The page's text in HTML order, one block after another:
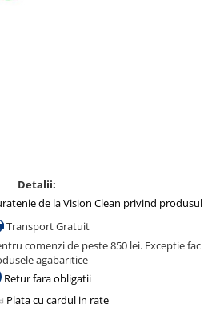
sanitar
Detalii:
de la Vision Clean privind produsul
Transport Gratuit
comenzi de peste 850 lei. Exceptie fac
agabaritice
Retur fara obligatii
Plata cu cardul in rate